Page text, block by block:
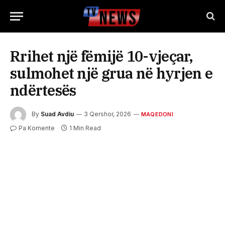
Rrihet një fëmijë 10-vjeçar,
sulmohet një grua në hyrjen e
ndërtesës
By Suad Avdiu 3 Qershor, 2026 MAQEDONI
Pa Komente 1 Min Read